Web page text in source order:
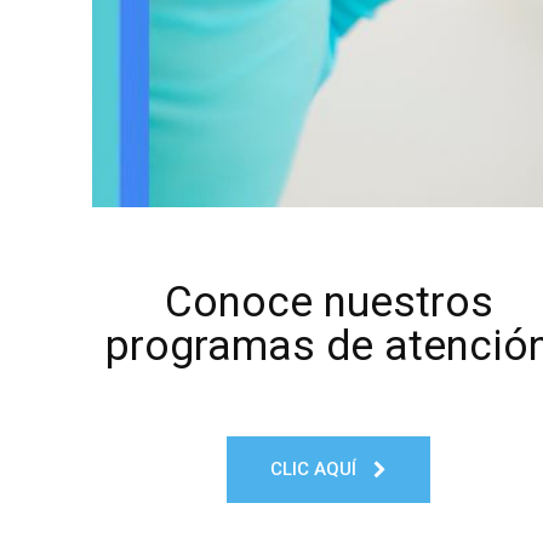
Conoce nuestros
programas de
CLIC AQUÍ